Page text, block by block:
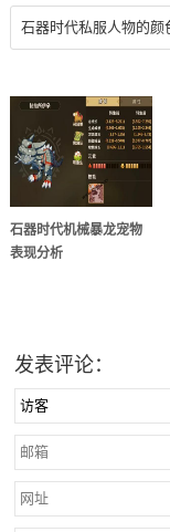
石器时代机械暴龙宠物
表现分析
发表评论：